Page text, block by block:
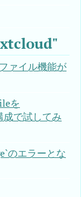
ァイル機能が
を
で試してみ
のエラーとな